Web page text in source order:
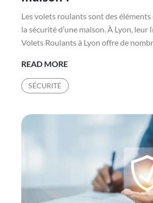
Les volets roulants sont des
la sécurité d’une maison. À Lyon,
Volets Roulants à Lyon offre de
READ MORECOMMENT
DE
ROULANTS
RENFORCER
LA
SÉCURITÉ